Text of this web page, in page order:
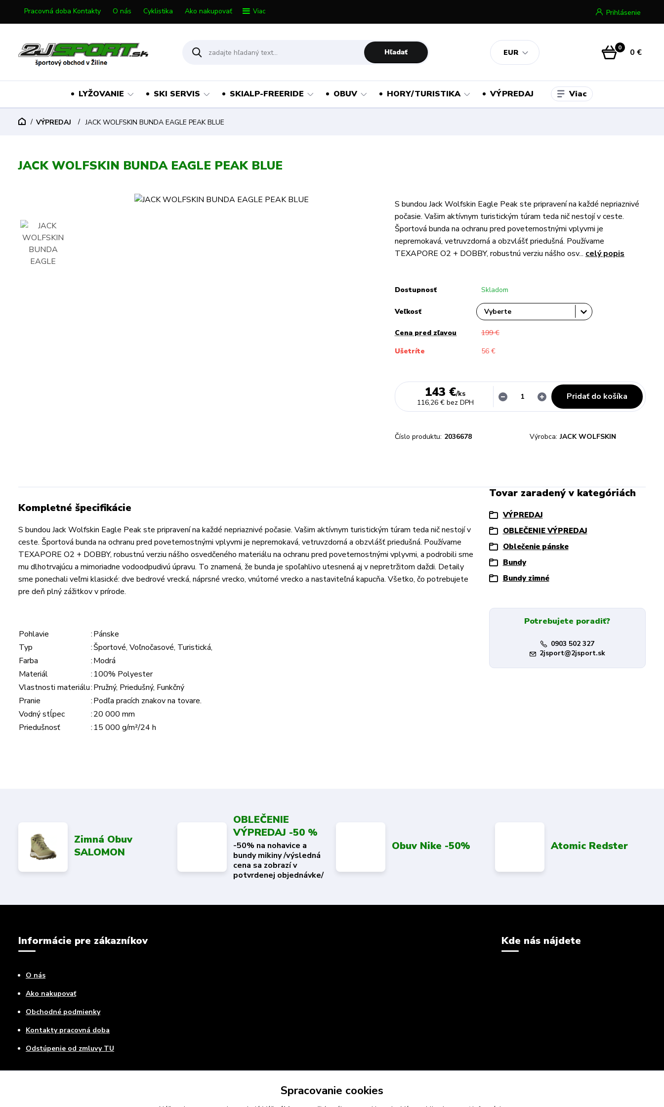
Pracovná doba Kontakty O nás Cyklistika Ako nakupovať Viac
EUR
Prihlásenie
Hľadať 0 0 €
LYŽOVANIE SKI SERVIS SKIALP-FREERIDE OBUV HORY/TURISTIKA VÝPREDAJ Viac
VÝPREDAJ JACK WOLFSKIN BUNDA EAGLE PEAK BLUE
JACK WOLFSKIN BUNDA EAGLE PEAK BLUE
S bundou Jack Wolfskin Eagle Peak ste pripravení na každé nepriaznivé
počasie. Vašim aktívnym turistickým túram teda nič nestojí v ceste.
Športová bunda na ochranu pred poveternostnými vplyvmi je
nepremokavá, vetruvzdorná a obzvlášť priedušná. Používame
TEXAPORE O2 + DOBBY, robustnú verziu nášho osv... celý popis
Dostupnosť Skladom
Veľkosť
Cena pred zľavou
199 €
Ušetríte
56 €
143 €/ks
116,26 € bez DPH
Pridať do košíka
Číslo produktu: 2036678 Výrobca: JACK WOLFSKIN
Kompletné špecifikácie
S bundou Jack Wolfskin Eagle Peak ste pripravení na každé nepriaznivé počasie. Vašim aktívnym turistickým túram teda nič nestojí v
ceste. Športová bunda na ochranu pred poveternostnými vplyvmi je nepremokavá, vetruvzdorná a obzvlášť priedušná. Používame
TEXAPORE O2 + DOBBY, robustnú verziu nášho osvedčeného materiálu na ochranu pred poveternostnými vplyvmi, a podrobili sme
mu dlhotrvajúcu a mimoriadne vodoodpudivú úpravu. To znamená, že bunda je spoľahlivo utesnená aj v nepretržitom daždi. Detaily
sme ponechali veľmi klasické: dve bedrové vrecká, náprsné vrecko, vnútorné vrecko a nastaviteľná kapucňa. Všetko, čo potrebujete
pre deň plný zážitkov v prírode.
Pohlavie :Pánske
Typ
:Športové, Voľnočasové, Turistická,
Farba
:Modrá
Materiál
: 100% Polyester
Vlastnosti materiálu:Pružný, Priedušný, Funkčný
Pranie
:Podľa pracích znakov na tovare.
Vodný stĺpec
:20 000 mm
Priedušnosť
: 15 000 g/m²/24 h
Tovar zaradený v kategóriách
VÝPREDAJ
OBLEČENIE VÝPREDAJ
Oblečenie pánske
Bundy
Bundy zimné
Potrebujete poradiť?
0903 502 327
2jsport@2jsport.sk
Zimná Obuv
SALOMON
OBLEČENIE
VÝPREDAJ -50 %
-50% na nohavice a
bundy mikiny /výsledná
cena sa zobrazí v
potvrdenej objednávke/
Obuv Nike -50% Atomic Redster
Informácie pre zákazníkov
O nás
Ako nakupovať
Obchodné podmienky
Kontakty pracovná doba
Odstúpenie od zmluvy TU
Kde nás nájdete
Spracovanie cookies